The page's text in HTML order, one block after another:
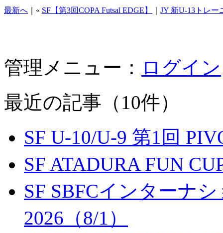
最新へ ｜« SF【第3回COPA Futsal EDGE】 JY 新U-13トレー
管理メニュー： ログイン
最近の記事（10件）
SF U-10/U-9 第1回
SF ATADURA FUN
SF SBFCインターナ
2026（8/1）